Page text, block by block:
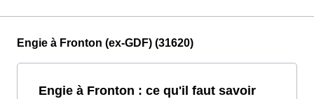
Engie à Fronton (ex-GDF) (31620)
Engie à Fronton : ce qu'il faut savoir